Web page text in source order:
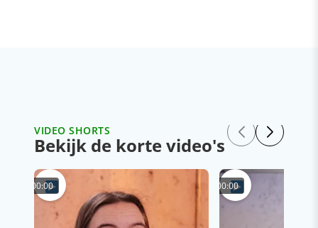
VIDEO SHORTS
Bekijk de korte video's
00:00 00:00